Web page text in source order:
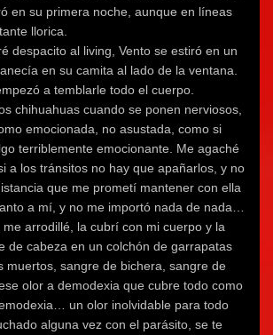
en su primera noche, aunque en líneas
llorica.
despacito al living, Vento se estiró en un
en su camita al lado de la ventana.
a temblarle todo el cuerpo.
chihuahuas cuando se ponen nerviosos,
emocionada, no asustada, como si
terriblemente emocionante. Me agaché
a los tránsitos no hay que apañarlos, y no
que me prometí mantener con ella
a mí, y no me importó nada de nada…
arrodillé, la cubrí con mi cuerpo y la
de cabeza en un colchón de garrapatas
muertos, sangre de bichera, sangre de
olor a demodexia que cubre todo como
un olor inolvidable para todo
alguna vez con el parásito, se te